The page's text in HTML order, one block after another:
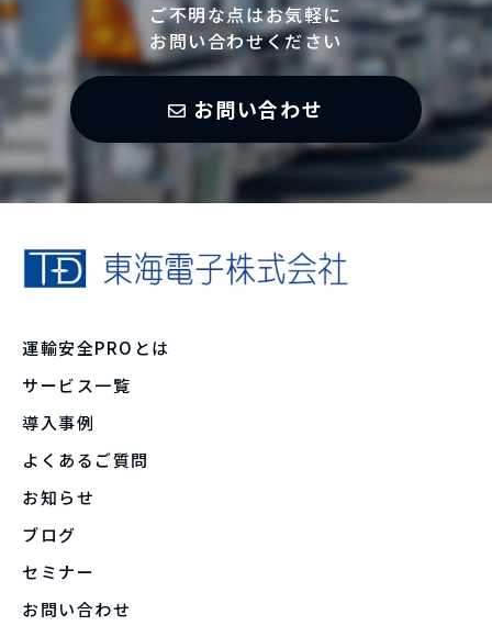
ご不明な点はお気軽に
お問い合わせください
お問い合わせ
運輸安全PROとは
サービス一覧
導入事例
よくあるご質問
お知らせ
ブログ
セミナー
お問い合わせ